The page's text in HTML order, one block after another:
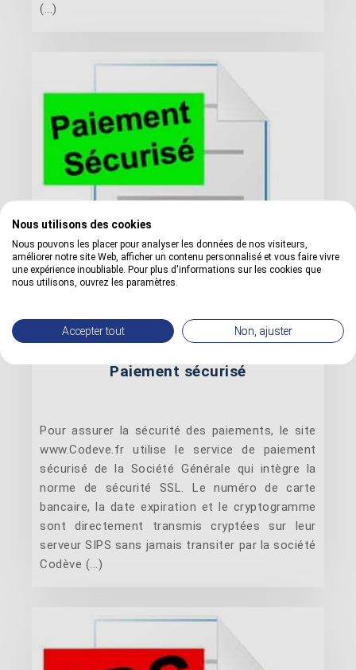
(...)
Paiement sécurisé
Pour assurer la sécurité des paiements, le site
www.Codeve.fr utilise le service de paiement
sécurisé de la Société Générale qui intègre la
norme de sécurité SSL. Le numéro de carte
bancaire, la date expiration et le cryptogramme
sont directement transmis cryptées sur leur
serveur SIPS sans jamais transiter par la société
Codève (...)
Nous utilisons des cookies
Nous pouvons les placer pour analyser les données de nos visiteurs,
améliorer notre site Web, afficher un contenu personnalisé et vous faire vivre
une expérience inoubliable. Pour plus d'informations sur les cookies que
nous utilisons, ouvrez les paramètres.
Accepter tout Non, ajuster